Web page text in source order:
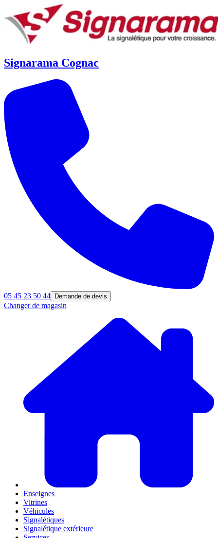
Signarama Cognac
05 45 23 50 44 Demande de devis
Changer de magasin
Enseignes
Vitrines
Véhicules
Signalétiques
Signalétique extérieure